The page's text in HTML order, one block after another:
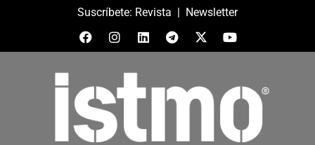
Suscríbete: Revista | Newsletter